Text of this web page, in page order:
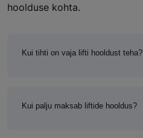
hoolduse kohta.
Kui tihti on vaja lifti hooldust teha?
Kui palju maksab liftide hooldus?